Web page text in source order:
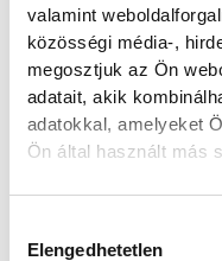
valamint
közösségi média-,
megosztjuk az Ön
adatait, akik
adatokkal, amelyeket
Ön által használt más
Elengedhetetlen
sport
Veszprém
férfi kézilabda NB